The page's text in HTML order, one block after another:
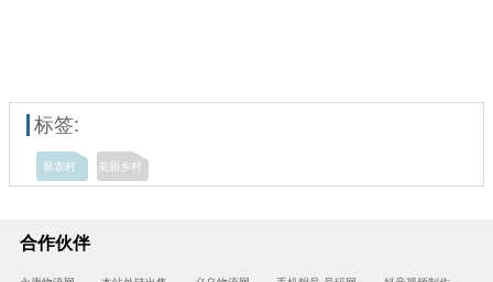
标签:
新农村 美丽乡村
合作伙伴